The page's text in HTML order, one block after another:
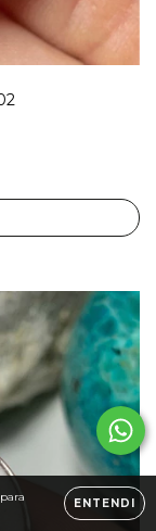
para
ENTENDI